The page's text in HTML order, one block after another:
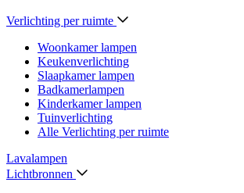
Verlichting per ruimte
Woonkamer lampen
Keukenverlichting
Slaapkamer lampen
Badkamerlampen
Kinderkamer lampen
Tuinverlichting
Alle Verlichting per ruimte
Lavalampen
Lichtbronnen